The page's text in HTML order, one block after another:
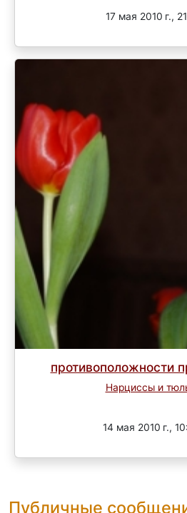
17 мая 2010 г.,
противоположности
Нарциссы и
14 мая 2010 г.,
Публичные